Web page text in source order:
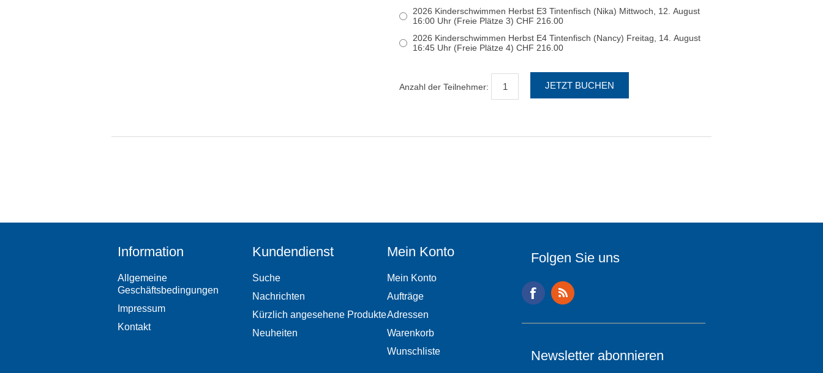
2026 Kinderschwimmen Herbst E3 Tintenfisch (Nika) Mittwoch, 12. August
16:00 Uhr (Freie Plätze 3) CHF 216.00
2026 Kinderschwimmen Herbst E4 Tintenfisch (Nancy) Freitag, 14. August
16:45 Uhr (Freie Plätze 4) CHF 216.00
Anzahl der Teilnehmer:
Information
Allgemeine
Geschäftsbedingungen
Impressum
Kontakt
Kundendienst
Suche
Nachrichten
Kürzlich angesehene Produkte
Neuheiten
Mein Konto
Mein Konto
Aufträge
Adressen
Warenkorb
Wunschliste
Folgen Sie uns
Newsletter abonnieren